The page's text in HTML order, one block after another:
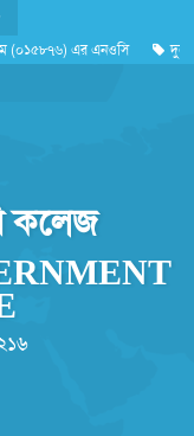
এর এনওসি
কলেজ